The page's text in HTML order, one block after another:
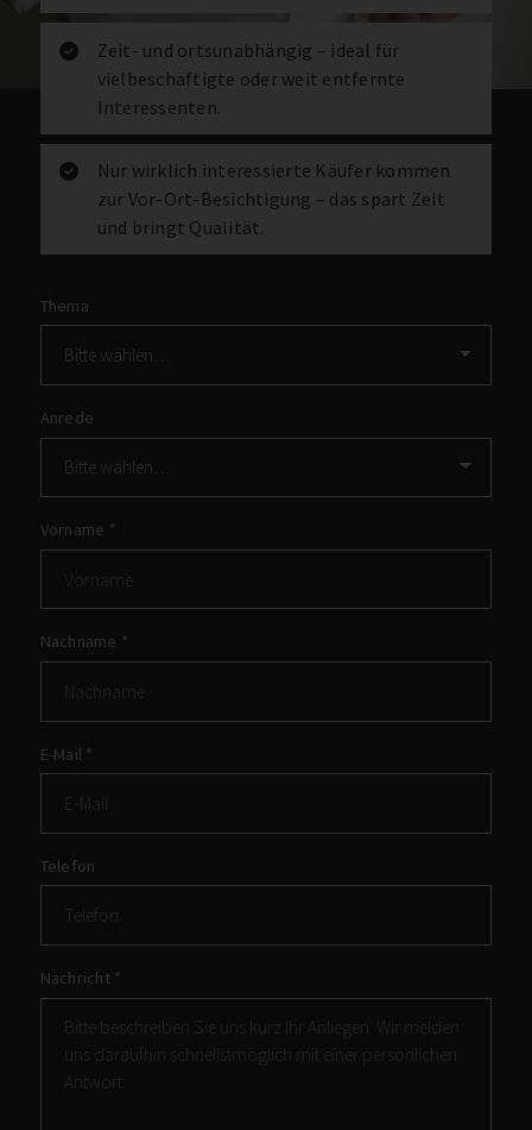
Zeit- und ortsunabhängig – ideal für
vielbeschäftigte oder weit entfernte
Interessenten.
Nur wirklich interessierte Käufer kommen
zur Vor-Ort-Besichtigung – das spart Zeit
und bringt Qualität.
Thema
Anrede
Vorname *
Nachname *
E-Mail *
Telefon
Nachricht *